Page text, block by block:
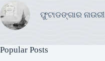
ଫୁଟାଡଙ୍ଗାର ନାଉରୀ
Popular Posts